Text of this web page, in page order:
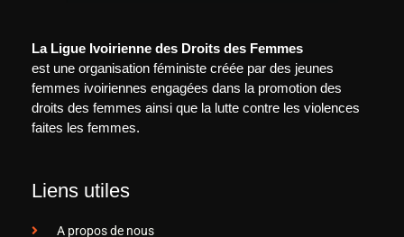
La Ligue Ivoirienne des Droits des Femmes
est une organisation féministe créée par des jeunes
femmes ivoiriennes engagées dans la promotion des
droits des femmes ainsi que la lutte contre les violences
faites les femmes.
Liens utiles
A propos de nous